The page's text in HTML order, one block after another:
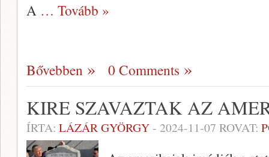
A … Tovább »
Bővebben 0 Comments
KIRE SZAVAZTAK AZ
ÍRTA: LÁZÁR GYÖRGY- 2024-11-07 ROVAT: